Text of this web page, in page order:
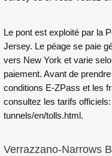
Le pont est exploité par la
Jersey. Le péage se paie
vers New York et varie
paiement. Avant de
conditions E-ZPass et les
consultez les tarifs officiels:
tunnels/en/tolls.html.
Verrazzano-Narrows